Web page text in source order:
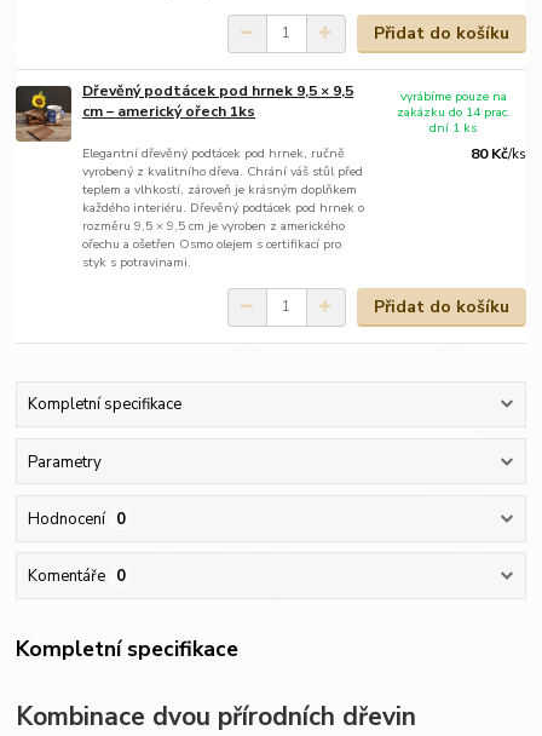
Přidat do košíku
Dřevěný podtácek pod hrnek 9,5 × 9,5
cm – americký ořech 1ks
Elegantní dřevěný podtácek pod hrnek, ručně
vyrobený z kvalitního dřeva. Chrání váš stůl před
teplem a vlhkostí, zároveň je krásným doplňkem
každého interiéru. Dřevěný podtácek pod hrnek o
rozměru 9,5 × 9,5 cm je vyroben z amerického
ořechu a ošetřen Osmo olejem s certifikací pro
styk s potravinami.
80 Kč/ks
vyrábíme pouze na
zakázku do 14 prac.
dní 1 ks
Přidat do košíku
Kompletní specifikace
Parametry
Hodnocení 0
Komentáře 0
Kompletní specifikace
Kombinace dvou přírodních dřevin